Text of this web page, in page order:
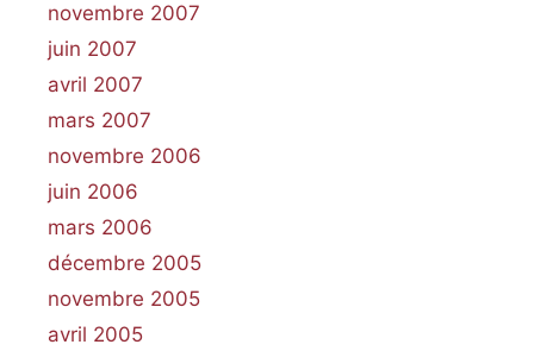
novembre 2007
juin 2007
avril 2007
mars 2007
novembre 2006
juin 2006
mars 2006
décembre 2005
novembre 2005
avril 2005